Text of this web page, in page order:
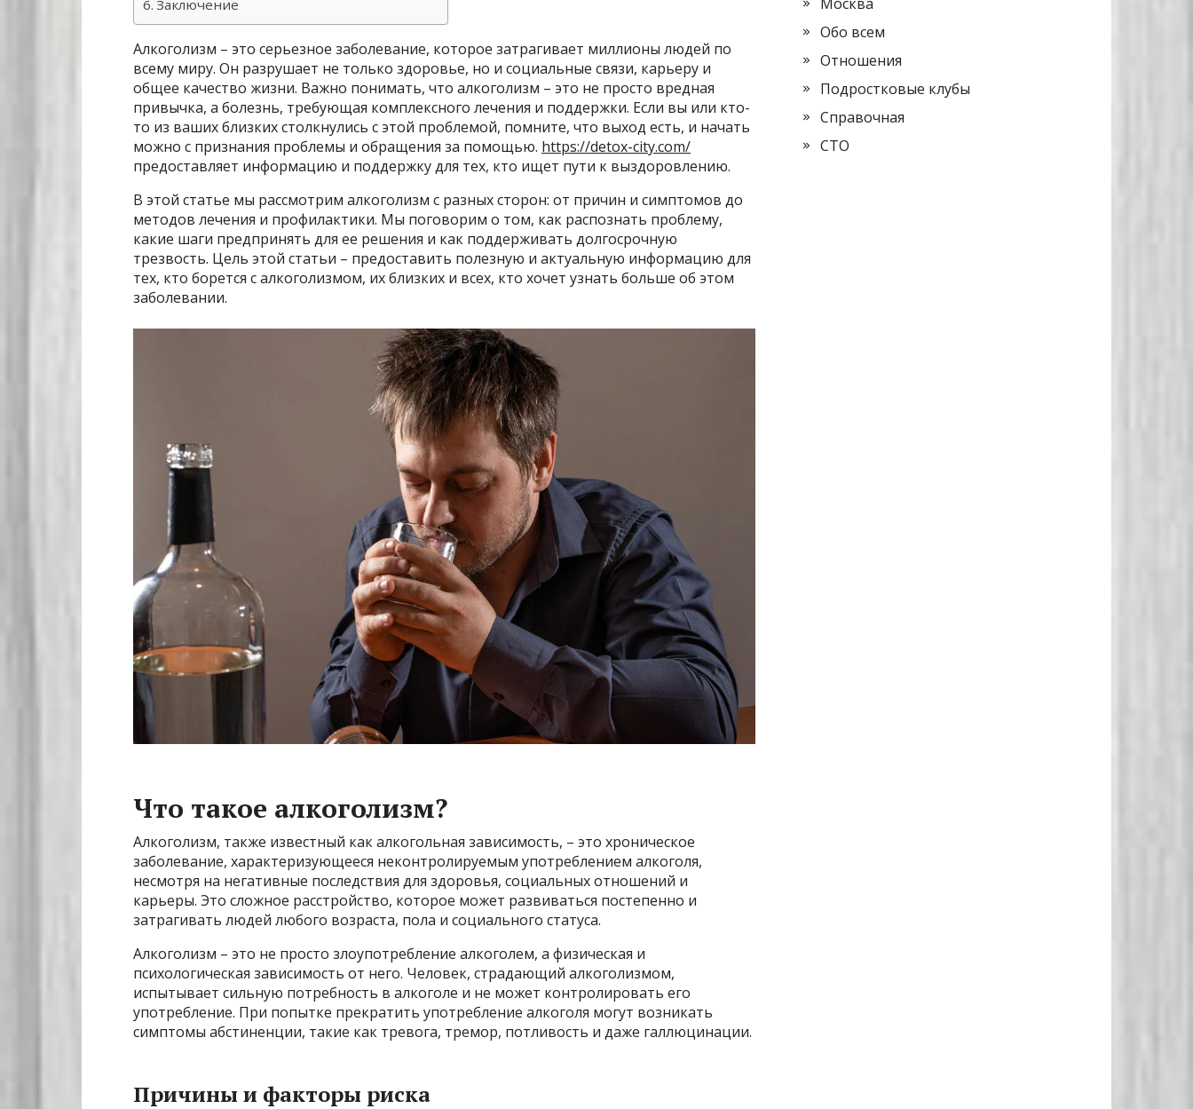
Заключение
Алкоголизм – это серьезное заболевание, которое затрагивает миллионы людей по
всему миру. Он разрушает не только здоровье, но и социальные связи, карьеру и
общее качество жизни. Важно понимать, что алкоголизм – это не просто вредная
привычка, а болезнь, требующая комплексного лечения и поддержки. Если вы или кто-
то из ваших близких столкнулись с этой проблемой, помните, что выход есть, и начать
можно с признания проблемы и обращения за помощью. https://detox-city.com/
предоставляет информацию и поддержку для тех, кто ищет пути к выздоровлению.
В этой статье мы рассмотрим алкоголизм с разных сторон: от причин и симптомов до
методов лечения и профилактики. Мы поговорим о том, как распознать проблему,
какие шаги предпринять для ее решения и как поддерживать долгосрочную
трезвость. Цель этой статьи – предоставить полезную и актуальную информацию для
тех, кто борется с алкоголизмом, их близких и всех, кто хочет узнать больше об этом
заболевании.
Что такое алкоголизм?
Алкоголизм, также известный как алкогольная зависимость, – это хроническое
заболевание, характеризующееся неконтролируемым употреблением алкоголя,
несмотря на негативные последствия для здоровья, социальных отношений и
карьеры. Это сложное расстройство, которое может развиваться постепенно и
затрагивать людей любого возраста, пола и социального статуса.
Алкоголизм – это не просто злоупотребление алкоголем, а физическая и
психологическая зависимость от него. Человек, страдающий алкоголизмом,
испытывает сильную потребность в алкоголе и не может контролировать его
употребление. При попытке прекратить употребление алкоголя могут возникать
симптомы абстиненции, такие как тревога, тремор, потливость и даже галлюцинации.
Причины и факторы риска
Москва
Обо всем
Отношения
Подростковые клубы
Справочная
СТО